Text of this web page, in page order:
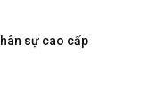
sự cao cấp